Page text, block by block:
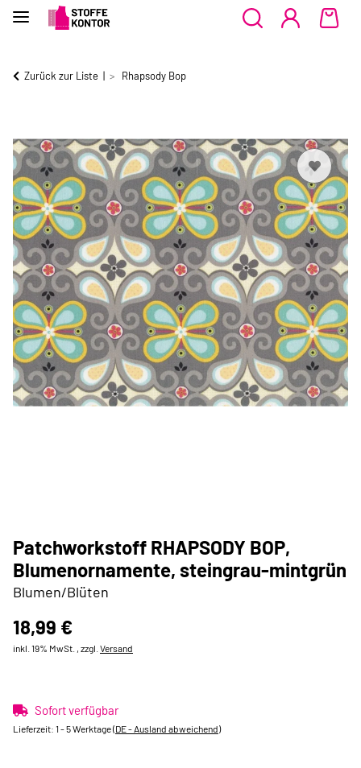
Zurück zur Liste Rhapsody Bop
Patchworkstoff RHAPSODY BOP,
Blumenornamente, steingrau-mintgrün
Blumen/Blüten
18,99 €
inkl. 19% MwSt. , zzgl. Versand
Sofort verfügbar
Lieferzeit: 1 - 5 Werktage(DE - Ausland abweichend)